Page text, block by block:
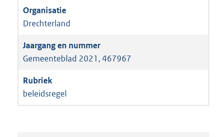
Drechterland
Gemeenteblad 2021, 467967
beleidsregel